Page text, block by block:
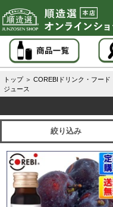
トップ ＞ COREBIドリンク・フード
ジュース
絞り込み